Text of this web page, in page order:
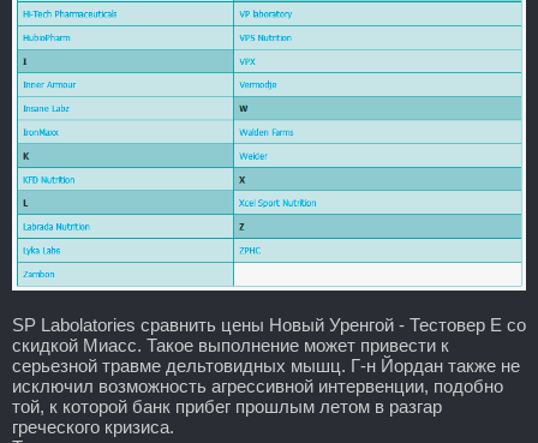
SP Labolatories сравнить цены Новый Уренгой - Тестовер Е со
скидкой Миасс. Такое выполнение может привести к
серьезной травме дельтовидных мышц. Г-н Йордан также не
исключил возможность агрессивной интервенции, подобно
той, к которой банк прибег прошлым летом в разгар
греческого кризиса.